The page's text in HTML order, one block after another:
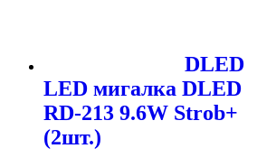
DLED
LED мигалка DLED
RD-213 9.6W Strob+
(2шт.)